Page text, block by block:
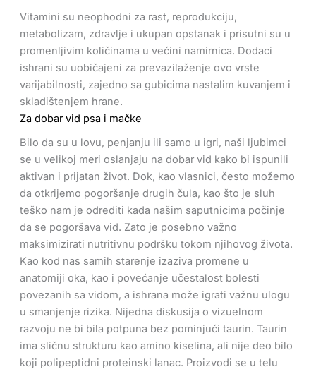
Vitamini su neophodni za rast, reprodukciju,
metabolizam, zdravlje i ukupan opstanak i prisutni su u
promenljivim količinama u većini namirnica. Dodaci
ishrani su uobičajeni za prevazilaženje ovo vrste
varijabilnosti, zajedno sa gubicima nastalim kuvanjem i
skladištenjem hrane.
Za dobar vid psa i mačke
Bilo da su u lovu, penjanju ili samo u igri, naši ljubimci
se u velikoj meri oslanjaju na dobar vid kako bi ispunili
aktivan i prijatan život. Dok, kao vlasnici, često možemo
da otkrijemo pogoršanje drugih čula, kao što je sluh
teško nam je odrediti kada našim saputnicima počinje
da se pogoršava vid. Zato je posebno važno
maksimizirati nutritivnu podršku tokom njihovog života.
Kao kod nas samih starenje izaziva promene u
anatomiji oka, kao i povećanje učestalost bolesti
povezanih sa vidom, a ishrana može igrati važnu ulogu
u smanjenje rizika. Nijedna diskusija o vizuelnom
razvoju ne bi bila potpuna bez pominjući taurin. Taurin
ima sličnu strukturu kao amino kiselina, ali nije deo bilo
koji polipeptidni proteinski lanac. Proizvodi se u telu